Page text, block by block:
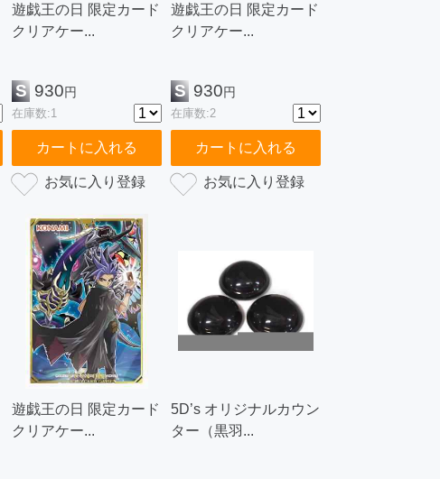
遊戯王の日 限定カード
クリアケー...
S 930円
在庫数:1
カートに入れる
遊戯王の日 限定カード
クリアケー...
S 930円
在庫数:2
カートに入れる
遊戯王の日 限定カード
クリアケー...
5D’s オリジナルカウン
ター（黒羽...